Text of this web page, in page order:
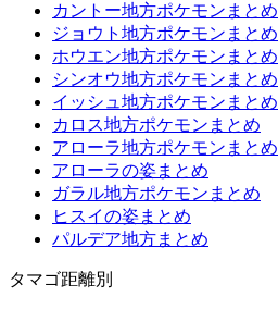
カントー地方ポケモンまとめ
ジョウト地方ポケモンまとめ
ホウエン地方ポケモンまとめ
シンオウ地方ポケモンまとめ
イッシュ地方ポケモンまとめ
カロス地方ポケモンまとめ
アローラ地方ポケモンまとめ
アローラの姿まとめ
ガラル地方ポケモンまとめ
ヒスイの姿まとめ
パルデア地方まとめ
タマゴ距離別